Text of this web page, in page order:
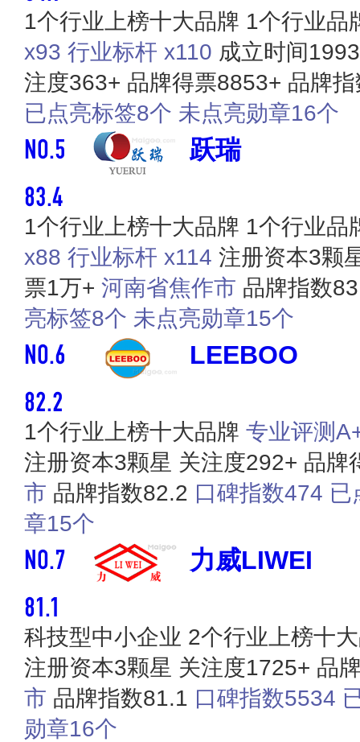
1个行业上榜十大品牌 1个行业品
x93 行业标杆 x110 成立时间
注度363+ 品牌得票8853+ 品牌
已点亮标签8个 未点亮勋章16个
NO.5 跃瑞
83.4
1个行业上榜十大品牌 1个行业品
x88 行业标杆 x114 注册资本3颗
票1万+ 河南省焦作市 品牌指数
亮标签8个 未点亮勋章15个
NO.6 LEEBOO
82.2
1个行业上榜十大品牌 专业评测
注册资本3颗星 关注度292+ 品牌
市 品牌指数82.2 口碑指数474 已
章15个
NO.7 力威LIWEI
81.1
科技型中小企业 2个行业上榜十
注册资本3颗星 关注度1725+ 品
市 品牌指数81.1 口碑指数5534
勋章16个